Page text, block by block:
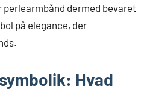
perlearmbånd dermed bevaret
på elegance, der
Hvad